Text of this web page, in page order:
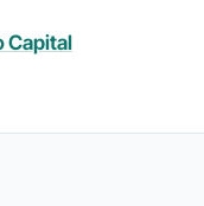
Capital